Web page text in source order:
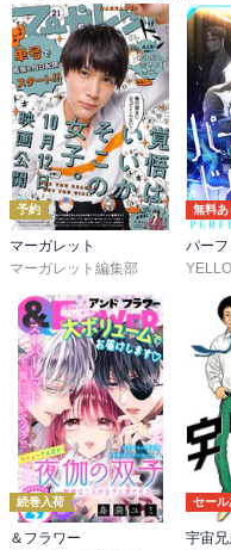
予約
マーガレット
マーガレット編集部
無料あ
YELLO
続巻入荷
＆フラワー
セール
宇宙